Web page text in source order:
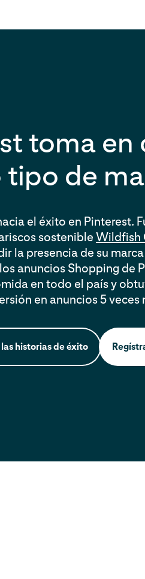
toma en
de
el éxito en Pinterest.
sostenibleWildfish
la presencia de su
anuncios Shopping de
en todo el país y
en anuncios 5 veces
las historias de éxito